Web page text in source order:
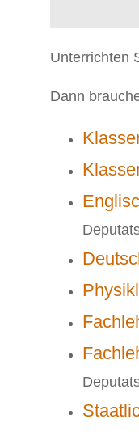
Unterrichten
Dann